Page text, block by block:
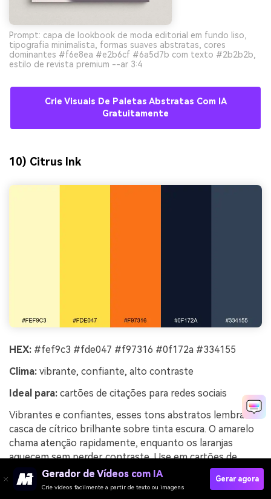
Prompt: capa de lookbook de moda editorial em fundo liso,
tipografia minimalista, formas suaves abstratas, cores
dominantes #f6e8ea #e2b6cf #6a5d7b com texto #2b2b2b,
estilo de revista premium --ar 3:4
Crie Visuais De Paletas Abstratas Com IA
Gratuitamente
10) Citrus Ink
HEX: #fef9c3 #fde047 #f97316 #0f172a #334155
Clima: vibrante, confiante, alto contraste
Ideal para: cartões de citações para redes sociais
Vibrantes e confiantes, esses tons abstratos lembram
casca de cítrico brilhante sobre tinta escura. O amarelo
chama atenção rapidamente, enquanto os laranjas
aquecem sem perder contraste. Use em cartões de
citações, anúncios e títulos marcantes onde a
legibilidade é essencial. Dica: coloque o texto no tom
Gerador de Vídeos com IA
Crie vídeos facilmente a partir de texto ou imagens
Gerar agora